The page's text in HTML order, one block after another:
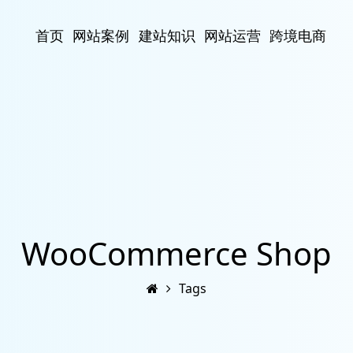
首页 网站案例 建站知识 网站运营 跨境电商
WooCommerce Shop
Tags